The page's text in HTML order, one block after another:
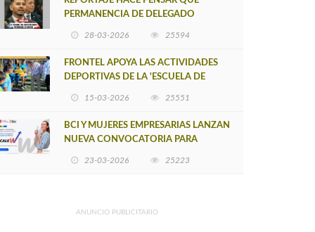
PERMANENCIA DE DELEGADO
28-03-2026 25594
FRONTEL APOYA LAS ACTIVIDADES
DEPORTIVAS DE LA 'ESCUELA DE
15-03-2026 25551
BCI Y MUJERES EMPRESARIAS LANZAN
NUEVA CONVOCATORIA PARA
23-03-2026 25223
ANUNCIO PUBLICITARIO